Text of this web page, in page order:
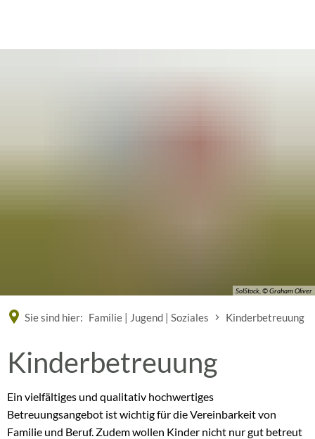
SolStock, © Graham Oliver
Sie sind hier: Familie | Jugend | Soziales Kinderbetreuung
Kinderbetreuung
Kinderbetreuung
Ein vielfältiges und qualitativ hochwertiges
Betreuungsangebot ist wichtig für die Vereinbarkeit von
Familie und Beruf. Zudem wollen Kinder nicht nur gut betreut